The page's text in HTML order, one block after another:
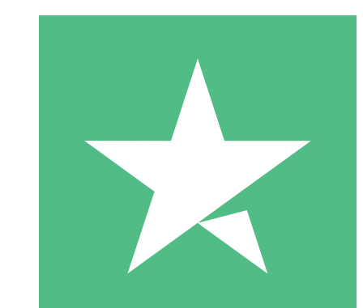
Pacotes de Créditos Individuais
Pague conforme o uso com créditos de download. Sem
1000